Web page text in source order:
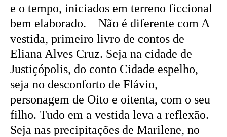
e o tempo, iniciados em terreno ficcional
bem elaborado. Não é diferente com A
vestida, primeiro livro de contos de
Eliana Alves Cruz. Seja na cidade de
Justiçópolis, do conto Cidade espelho,
seja no desconforto de Flávio,
personagem de Oito e oitenta, com o seu
filho. Tudo em a vestida leva a reflexão.
Seja nas precipitações de Marilene, no